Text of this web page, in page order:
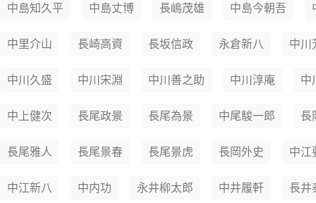
中島知久平 中島丈博 長嶋茂雄 中島今朝吾
中里介山 長崎高資 長坂信政 永倉新八 中川
中川久盛 中川宋淵 中川善之助 中川淳庵 中
中上健次 長尾政景 長尾為景 中尾駿一郎 長
長尾雅人 長尾景春 長尾景虎 長岡外史 中江
中江新八 中内功 永井柳太郎 中井履軒 長井